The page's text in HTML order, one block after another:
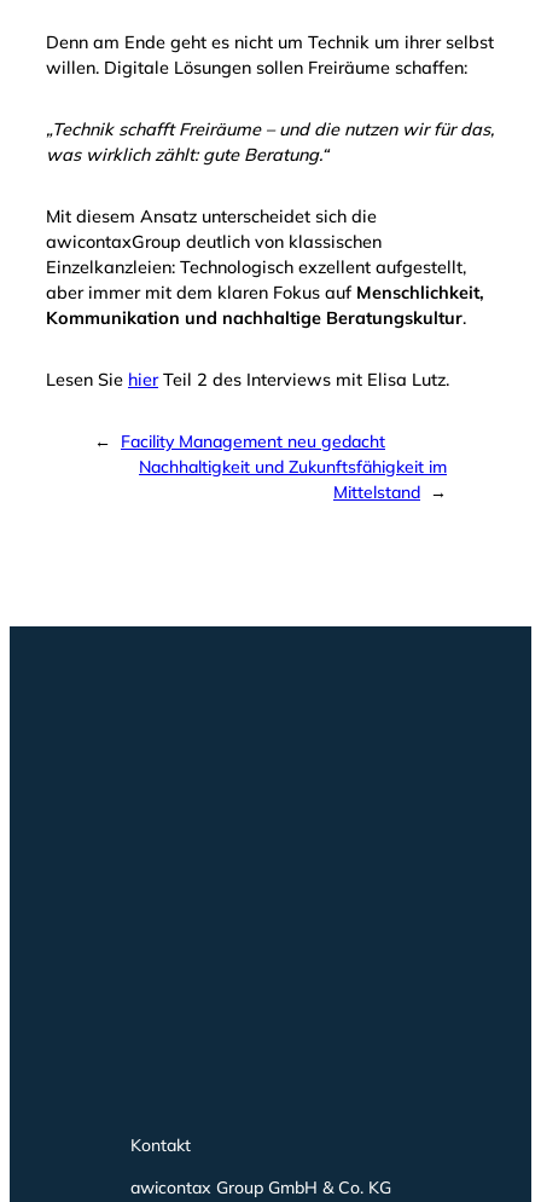
Denn am Ende geht es nicht um Technik um ihrer selbst
willen. Digitale Lösungen sollen Freiräume schaffen:
„Technik schafft Freiräume – und die nutzen wir für das,
was wirklich zählt: gute Beratung.“
Mit diesem Ansatz unterscheidet sich die
awicontaxGroup deutlich von klassischen
Einzelkanzleien: Technologisch exzellent aufgestellt,
aber immer mit dem klaren Fokus auf Menschlichkeit,
Kommunikation und nachhaltige Beratungskultur.
Lesen Sie hierTeil 2 des Interviews mit Elisa Lutz.
←
Facility Management neu gedacht
Nachhaltigkeit und Zukunftsfähigkeit im
Mittelstand →
Kontakt
awicontax Group GmbH & Co. KG